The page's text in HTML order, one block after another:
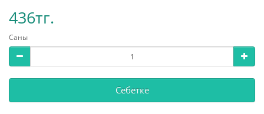
436тг.
Саны
Себетке